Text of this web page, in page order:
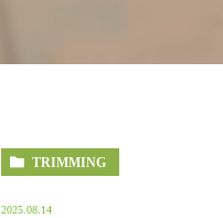
TRIMMING
2025.08.14